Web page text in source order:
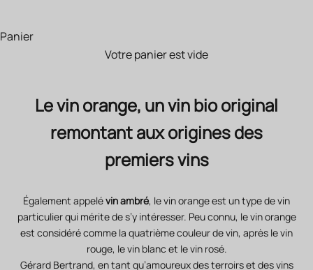
Panier
Votre panier est vide
Le vin orange, un vin bio original
remontant aux origines des
premiers vins
Également appelévin ambré, le vin orange est un type de vin
particulier qui mérite de s’y intéresser. Peu connu, le vin orange
est considéré comme la quatrième couleur de vin, après le vin
rouge, le vin blanc et le vin rosé.
Gérard Bertrand, en tant qu’amoureux des terroirs et des vins